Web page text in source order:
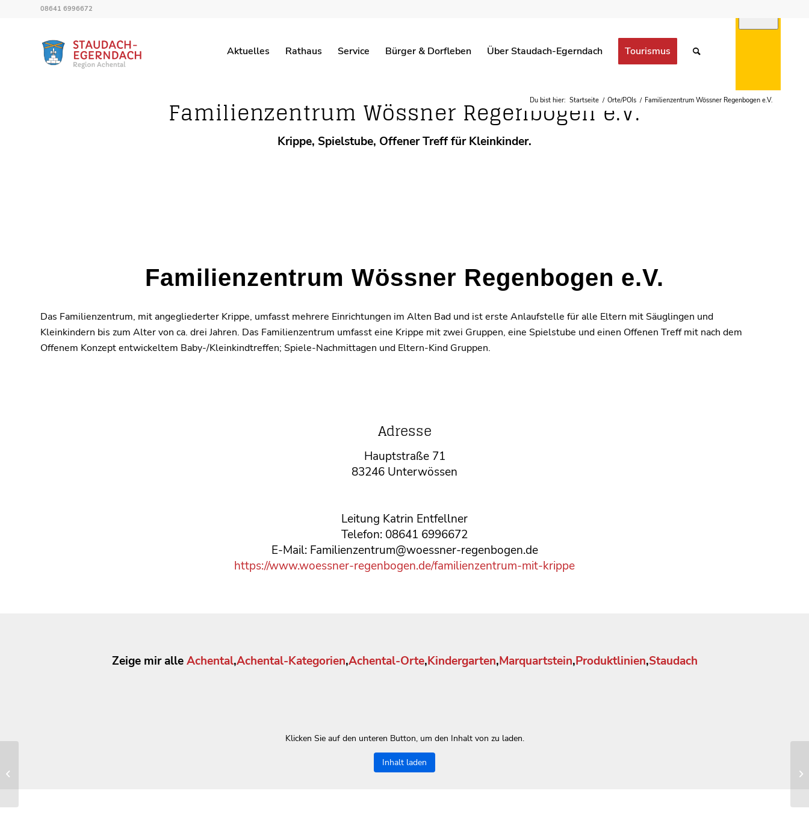
08641 6996672
Aktuelles Rathaus Service Bürger & Dorfleben Über Staudach-Egerndach Tourismus
Du bist hier: Startseite / Orte/POIs / Familienzentrum Wössner Regenbogen e.V.
Kindergarten
GEMEINDEZEITUNG BEKANNTMACHUNGEN
Familienzentrum Wössner Regenbogen e.V.
Krippe, Spielstube, Offener Treff für Kleinkinder.
Familienzentrum Wössner Regenbogen e.V.
Das Familienzentrum, mit angegliederter Krippe, umfasst mehrere Einrichtungen im Alten Bad und ist erste Anlaufstelle für alle Eltern mit Säuglingen und
Kleinkindern bis zum Alter von ca. drei Jahren. Das Familienzentrum umfasst eine Krippe mit zwei Gruppen, eine Spielstube und einen Offenen Treff mit nach dem
Offenem Konzept entwickeltem Baby-/Kleinkindtreffen; Spiele-Nachmittagen und Eltern-Kind Gruppen.
Adresse
Hauptstraße 71
83246 Unterwössen
Leitung Katrin Entfellner
Telefon: 08641 6996672
E-Mail: Familienzentrum@woessner-regenbogen.de
https://www.woessner-regenbogen.de/familienzentrum-mit-krippe
Zeige mir alleAchental,Achental-Kategorien,Achental-Orte,Kindergarten,Marquartstein,Produktlinien,Staudach
Klicken Sie auf den unteren Button, um den Inhalt von zu laden.
Inhalt laden